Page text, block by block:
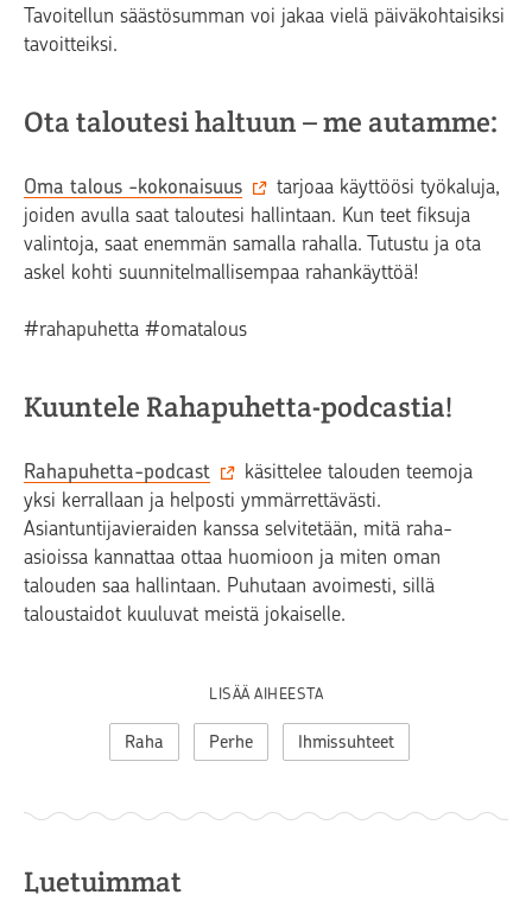
Tavoitellun säästösumman voi jakaa vielä päiväkohtaisiksi
tavoitteiksi.
Ota taloutesi haltuun – me autamme:
Oma talous -kokonaisuus
tarjoaa käyttöösi työkaluja,
joiden avulla saat taloutesi hallintaan. Kun teet fiksuja
valintoja, saat enemmän samalla rahalla. Tutustu ja ota
askel kohti suunnitelmallisempaa rahankäyttöä!
#rahapuhetta #omatalous
Kuuntele Rahapuhetta-podcastia!
Rahapuhetta-podcast
käsittelee talouden teemoja
yksi kerrallaan ja helposti ymmärrettävästi.
Asiantuntijavieraiden kanssa selvitetään, mitä raha-
asioissa kannattaa ottaa huomioon ja miten oman
talouden saa hallintaan. Puhutaan avoimesti, sillä
taloustaidot kuuluvat meistä jokaiselle.
LISÄÄ AIHEESTA
Raha Perhe Ihmissuhteet
Luetuimmat